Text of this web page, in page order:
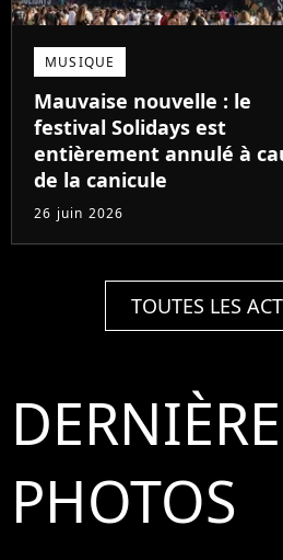
MUSIQUE
Mauvaise nouvelle : le
festival Solidays est
entièrement annulé à
de la canicule
26 juin 2026
TOUTES LES
PHOTOS